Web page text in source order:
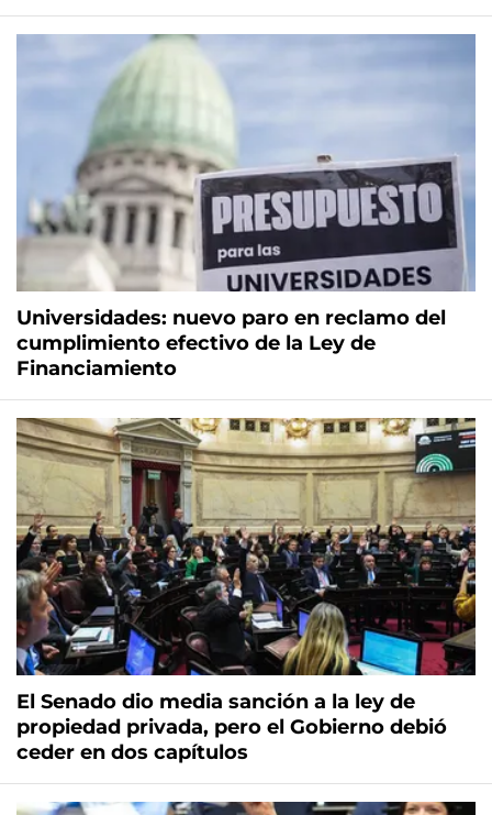
Universidades: nuevo paro en reclamo del
cumplimiento efectivo de la Ley de
Financiamiento
El Senado dio media sanción a la ley de
propiedad privada, pero el Gobierno debió
ceder en dos capítulos